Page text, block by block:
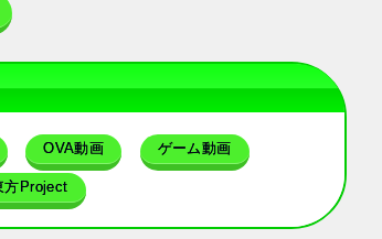
OVA動画 ゲーム動画
方Project